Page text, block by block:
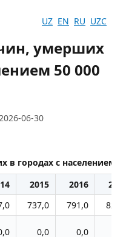
UZ EN RU UZC
умерших
50 000
06-30
городах с населением
2015 2016
737,0 791,0
0,0 0,0